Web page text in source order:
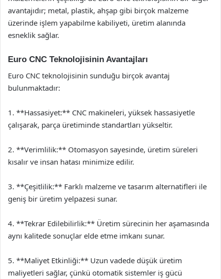
avantajıdır; metal, plastik, ahşap gibi birçok malzeme
üzerinde işlem yapabilme kabiliyeti, üretim alanında
esneklik sağlar.
Euro CNC Teknolojisinin Avantajları
Euro CNC teknolojisinin sunduğu birçok avantaj
bulunmaktadır:
1. **Hassasiyet:** CNC makineleri, yüksek hassasiyetle
çalışarak, parça üretiminde standartları yükseltir.
2. **Verimlilik:** Otomasyon sayesinde, üretim süreleri
kısalır ve insan hatası minimize edilir.
3. **Çeşitlilik:** Farklı malzeme ve tasarım alternatifleri ile
geniş bir üretim yelpazesi sunar.
4. **Tekrar Edilebilirlik:** Üretim sürecinin her aşamasında
aynı kalitede sonuçlar elde etme imkanı sunar.
5. **Maliyet Etkinliği:** Uzun vadede düşük üretim
maliyetleri sağlar, çünkü otomatik sistemler iş gücü